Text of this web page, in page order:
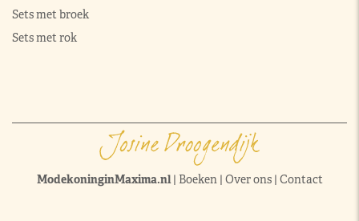
Sets met broek
Sets met rok
ModekoninginMaxima.nl| Boeken| Over ons| Contact